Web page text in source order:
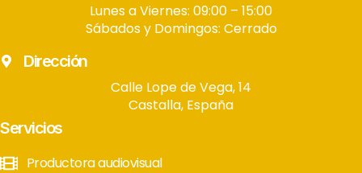
Lunes a Viernes: 09:00 – 15:00
Sábados y Domingos: Cerrado
Dirección
Calle Lope de Vega, 14
Castalla, España
Servicios
Productora audiovisual